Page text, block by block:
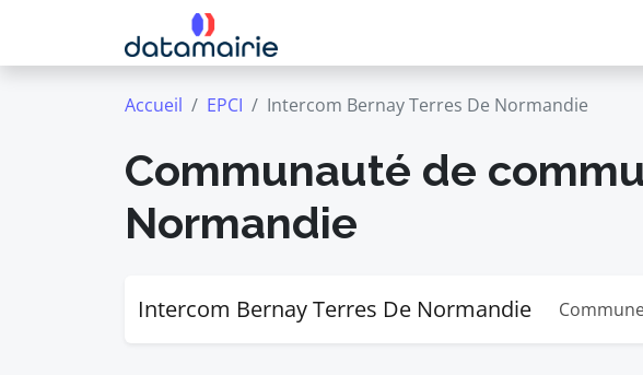
Accueil EPCI Intercom Bernay Terres De Normandie
Communauté de
Normandie
Intercom Bernay Terres De Normandie